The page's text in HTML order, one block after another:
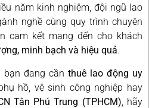
năm kinh nghiệm, đội ngũ lao
nghề cùng quy trình chuyên
cam kết mang đến cho khách
minh bạch và hiệu quả.
bạn đang cầnthuê lao động uy
hồ, vệ sinh công nghiệp hay
Tân Phú Trung (TPHCM) , hãy